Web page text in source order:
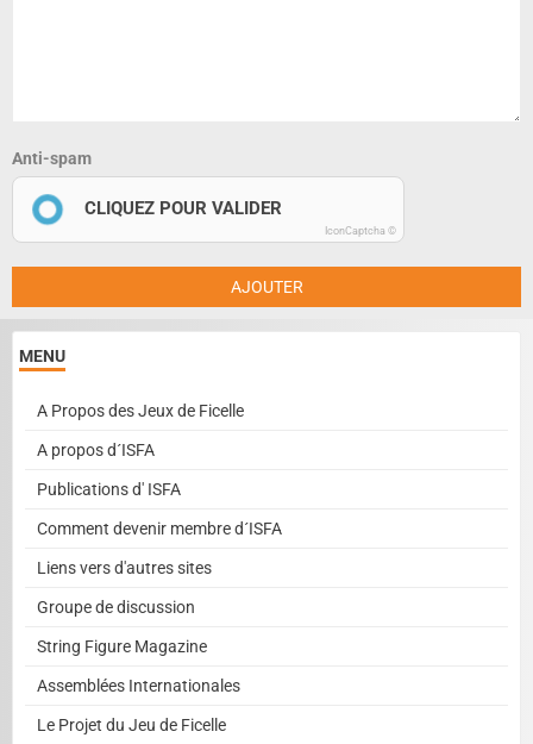
Anti-spam
CLIQUEZ POUR VALIDER
IconCaptcha ©
AJOUTER
MENU
A Propos des Jeux de Ficelle
A propos d´ISFA
Publications d' ISFA
Comment devenir membre d´ISFA
Liens vers d'autres sites
Groupe de discussion
String Figure Magazine
Assemblées Internationales
Le Projet du Jeu de Ficelle